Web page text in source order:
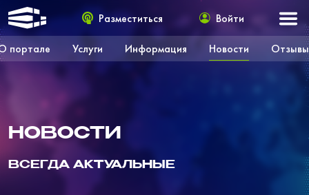
портале Услуги Информация Новости Отзывы
Разместиться Войти
НОВОСТИ
ВСЕГДА АКТУАЛЬНЫЕ